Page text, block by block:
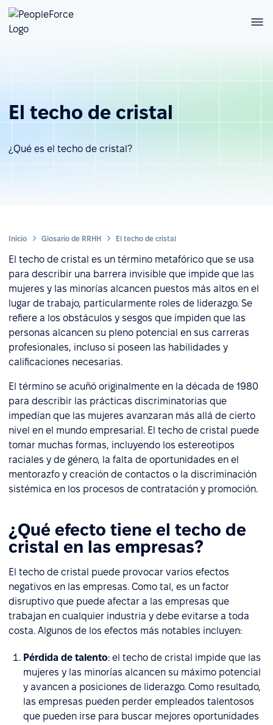
El techo de cristal
¿Qué es el techo de cristal?
Inicio Glosario de RRHH El techo de cristal
El techo de cristal es un término metafórico que se usa
para describir una barrera invisible que impide que las
mujeres y las minorías alcancen puestos más altos en el
lugar de trabajo, particularmente roles de liderazgo. Se
refiere a los obstáculos y sesgos que impiden que las
personas alcancen su pleno potencial en sus carreras
profesionales, incluso si poseen las habilidades y
calificaciones necesarias.
El término se acuñó originalmente en la década de 1980
para describir las prácticas discriminatorias que
impedían que las mujeres avanzaran más allá de cierto
nivel en el mundo empresarial. El techo de cristal puede
tomar muchas formas, incluyendo los estereotipos
raciales y de género, la falta de oportunidades en el
mentorazfo y creación de contactos o la discriminación
sistémica en los procesos de contratación y promoción.
¿Qué efecto tiene el techo de
cristal en las empresas?
El techo de cristal puede provocar varios efectos
negativos en las empresas. Como tal, es un factor
disruptivo que puede afectar a las empresas que
trabajan en cualquier industria y debe evitarse a toda
costa. Algunos de los efectos más notables incluyen:
Pérdida de talento: el techo de cristal impide que las
mujeres y las minorías alcancen su máximo potencial
y avancen a posiciones de liderazgo. Como resultado,
las empresas pueden perder empleados talentosos
que pueden irse para buscar mejores oportunidades